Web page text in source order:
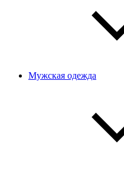
Мужская одежда